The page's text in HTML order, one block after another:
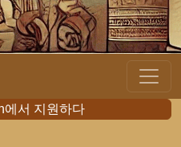
에서 지원하다